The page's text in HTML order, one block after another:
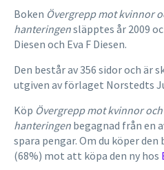
Boken Övergrepp mot kvinnor
hanteringensläpptes år 2009
Diesen och Eva F Diesen.
Den består av 356 sidor och är
utgiven av förlaget Norstedts
Köp Övergrepp mot kvinnor
hanteringen begagnad från en
spara pengar. Om du köper den
(68%) mot att köpa den ny hos